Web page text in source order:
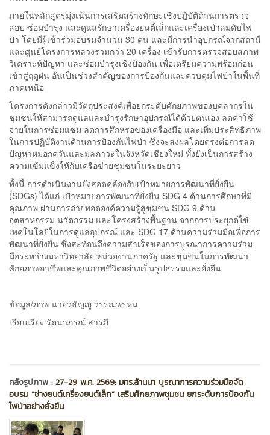
ภายในหลักสูตรมุ่งเน้นการเสริมสร้างทักษะเชิงปฏิบัติด้านการตรวจ
สอบ ซ่อมบำรุง และดูแลรักษาเครื่องยนต์เล็กและเครื่องเป่าลมดับไฟ
ป่า โดยมีผู้เข้าร่วมอบรมจำนวน 30 คน และมีการนำอุปกรณ์จากสถานี
และศูนย์โครงการหลวงรวมกว่า 20 เครื่อง เข้ารับการตรวจสอบสภาพ
วิเคราะห์ปัญหา และซ่อมบำรุงเชิงป้องกัน เพื่อเตรียมความพร้อมก่อน
เข้าสู่ฤดูฝน อันเป็นช่วงสำคัญของการป้องกันและควบคุมไฟป่าในพื้นที่
ภาคเหนือ
โครงการดังกล่าวมีวัตถุประสงค์เพื่อยกระดับศักยภาพของบุคลากรใน
ชุมชนให้สามารถดูแลและบำรุงรักษาอุปกรณ์ได้ด้วยตนเอง ลดค่าใช้
จ่ายในการซ่อมแซม ลดการสึกหรอของเครื่องมือ และเพิ่มประสิทธิภาพ
ในการปฏิบัติงานด้านการป้องกันไฟป่า ซึ่งจะส่งผลโดยตรงต่อการลด
ปัญหาหมอกควันและมลภาวะในจังหวัดเชียงใหม่ ทั้งยังเป็นการสร้าง
ความเข้มแข็งให้กับเครือข่ายชุมชนในระยะยาว
ทั้งนี้ การดำเนินงานยังสอดคล้องกับเป้าหมายการพัฒนาที่ยั่งยืน
(SDGs) ได้แก่ เป้าหมายการพัฒนาที่ยั่งยืน SDG 4 ด้านการศึกษาที่มี
คุณภาพ ผ่านการถ่ายทอดองค์ความรู้สู่ชุมชน SDG 9 ด้าน
อุตสาหกรรม นวัตกรรม และโครงสร้างพื้นฐาน จากการประยุกต์ใช้
เทคโนโลยีในการดูแลอุปกรณ์ และ SDG 17 ด้านความร่วมมือเพื่อการ
พัฒนาที่ยั่งยืน ซึ่งสะท้อนถึงความสำเร็จของการบูรณาการความร่วม
มือระหว่างมหาวิทยาลัย หน่วยงานภาครัฐ และชุมชนในการพัฒนา
ศักยภาพอาชีพและคุณภาพชีวิตอย่างเป็นรูปธรรมและยั่งยืน
ข้อมูล/ภาพ นายวธัญญู วรรณพรหม
เรียบเรียง รัตนาภรณ์ สารภี
คลังรูปภาพ :27-29 พ.ค. 2569: มทร.ล้านนา บูรณาการความร่วมมือจัด
อบรม “ช่างยนต์เครื่องยนต์เล็ก” เสริมศักยภาพชุมชน ยกระดับการป้องกัน
ไฟป่าอย่างยั่งยืน